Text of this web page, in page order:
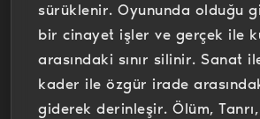
sürüklenir. Oyununda olduğu
bir cinayet işler ve gerçek ile
arasındaki sınır silinir. Sanat
kader ile özgür irade
giderek derinleşir. Ölüm,